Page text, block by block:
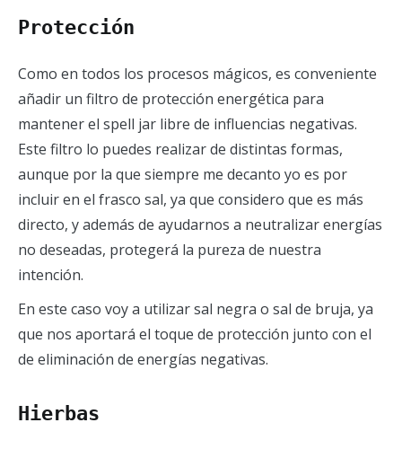
Protección
Como en todos los procesos mágicos, es conveniente
añadir un filtro de protección energética para
mantener el spell jar libre de influencias negativas.
Este filtro lo puedes realizar de distintas formas,
aunque por la que siempre me decanto yo es por
incluir en el frasco sal, ya que considero que es más
directo, y además de ayudarnos a neutralizar energías
no deseadas, protegerá la pureza de nuestra
intención.
En este caso voy a utilizar sal negra o sal de bruja, ya
que nos aportará el toque de protección junto con el
de eliminación de energías negativas.
Hierbas